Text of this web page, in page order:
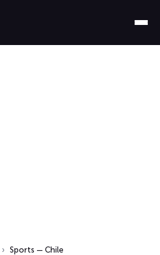
Sports — Chile